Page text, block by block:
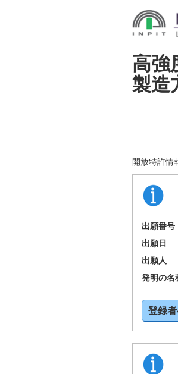
高強
製造
開放特許情
出願番号
出願日
出願人
発明の名
登録